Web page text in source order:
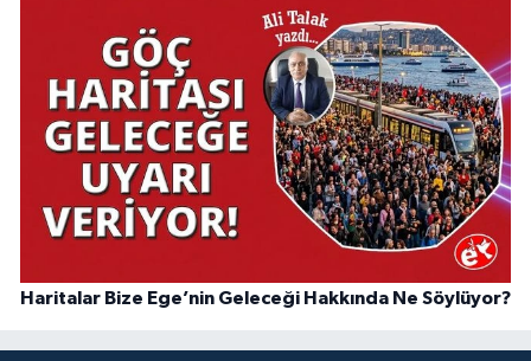
Haritalar Bize Ege’nin Geleceği Hakkında Ne Söylüyor?